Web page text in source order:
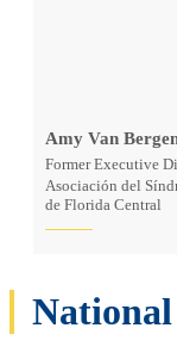
Amy Van
Former Executive
Asociación del
de Florida Central